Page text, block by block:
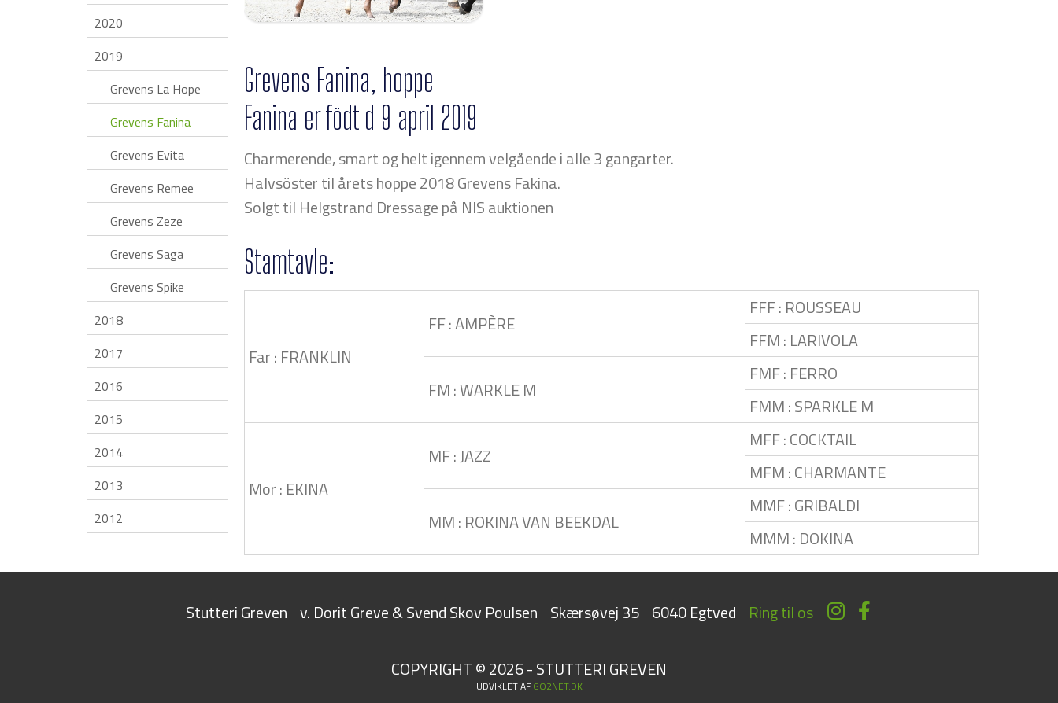
2020
2019
Grevens La Hope
Grevens Fanina
Grevens Evita
Grevens Remee
Grevens Zeze
Grevens Saga
Grevens Spike
2018
2017
2016
2015
2014
2013
2012
Grevens Fanina, hoppe
Fanina er födt d 9 april 2019
Charmerende, smart og helt igennem velgående i alle 3 gangarter.
Halvsöster til årets hoppe 2018 Grevens Fakina.
Solgt til Helgstrand Dressage på NIS auktionen
Stamtavle:
Far : FRANKLIN
FF : AMPÈRE
FFF : ROUSSEAU
FFM : LARIVOLA
FM : WARKLE M
FMF : FERRO
FMM : SPARKLE M
Mor : EKINA
MF : JAZZ
MFF : COCKTAIL
MFM : CHARMANTE
MM : ROKINA VAN BEEKDAL
MMF : GRIBALDI
MMM : DOKINA
Stutteri Greven v. Dorit Greve & Svend Skov Poulsen Skærsøvej 35 6040 Egtved Ring til os
COPYRIGHT © 2026 - STUTTERI GREVEN
UDVIKLET AF GO2NET.DK